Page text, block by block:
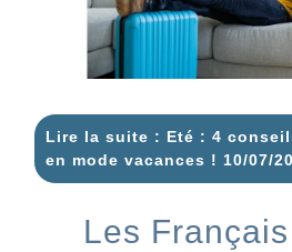
Lire la suite : Eté : 4
en mode vacances ! 10/07/
Les